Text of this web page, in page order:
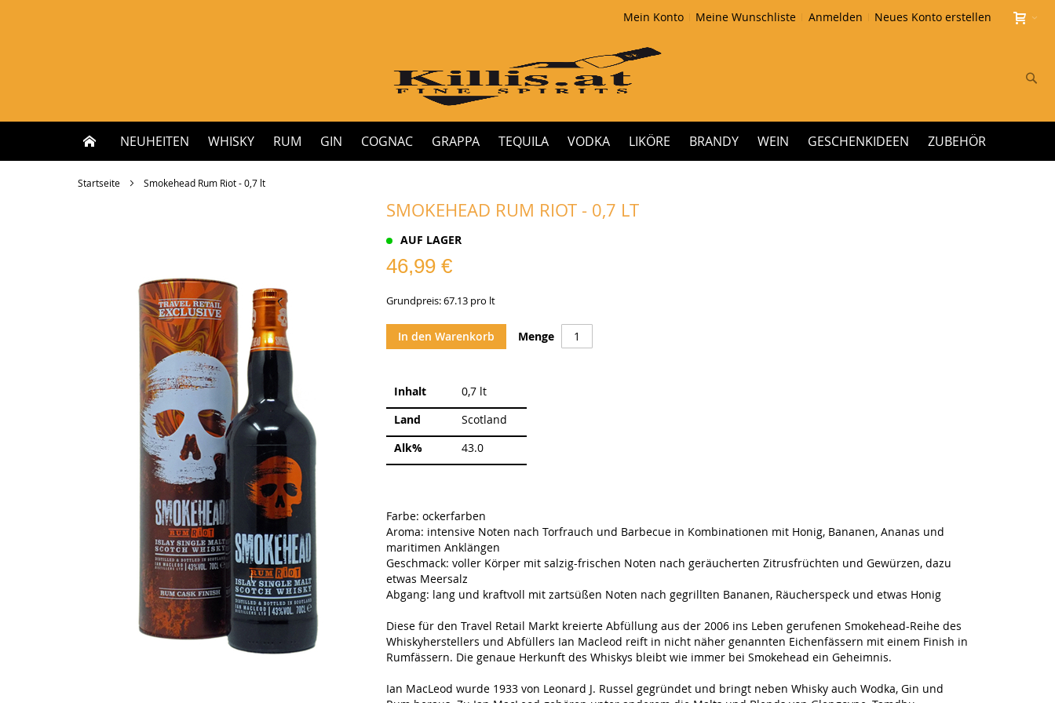
Mein Konto Meine Wunschliste Anmelden Neues Konto erstellen
NEUHEITEN WHISKY RUM GIN COGNAC GRAPPA TEQUILA VODKA LIKÖRE BRANDY WEIN GESCHENKIDEEN ZUBEHÖR
Startseite Smokehead Rum Riot - 0,7 lt
SMOKEHEAD RUM RIOT - 0,7 LT
AUF LAGER
46,99 €
Grundpreis: 67.13 pro lt
Menge
In den Warenkorb
Weitere
Inhalt
0,7 lt
Land
Scotland
Alk%
43.0
Farbe: ockerfarben
Aroma: intensive Noten nach Torfrauch und Barbecue in Kombinationen mit Honig, Bananen, Ananas und
maritimen Anklängen
Geschmack: voller Körper mit salzig-frischen Noten nach geräucherten Zitrusfrüchten und Gewürzen, dazu
etwas Meersalz
Abgang: lang und kraftvoll mit zartsüßen Noten nach gegrillten Bananen, Räucherspeck und etwas Honig
Diese für den Travel Retail Markt kreierte Abfüllung aus der 2006 ins Leben gerufenen Smokehead-Reihe des
Whiskyherstellers und Abfüllers Ian Macleod reift in nicht näher genannten Eichenfässern mit einem Finish in
Rumfässern. Die genaue Herkunft des Whiskys bleibt wie immer bei Smokehead ein Geheimnis.
Ian MacLeod wurde 1933 von Leonard J. Russel gegründet und bringt neben Whisky auch Wodka, Gin und